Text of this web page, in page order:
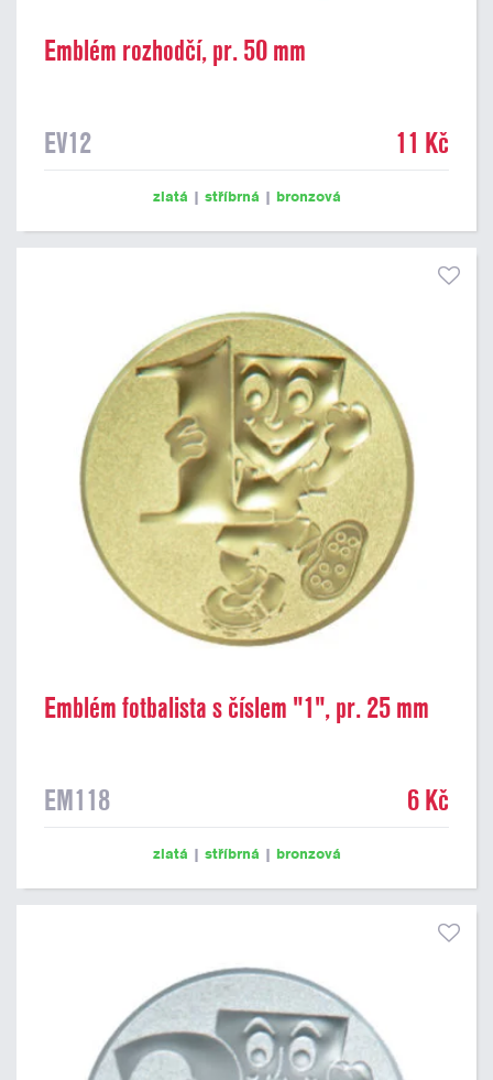
Emblém rozhodčí, pr. 50 mm
EV12 11 Kč
zlatá | stříbrná | bronzová
Emblém fotbalista s číslem "1", pr. 25 mm
EM118 6 Kč
zlatá | stříbrná | bronzová